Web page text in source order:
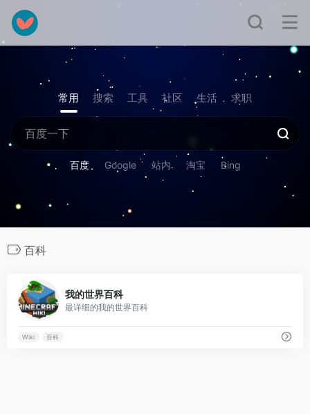
常用 搜索 工具 社区 生活 求职
百度 Google 站内 淘宝 Bing
百科
我的世界百科
最详细的我的世界百科
Wiki 百科